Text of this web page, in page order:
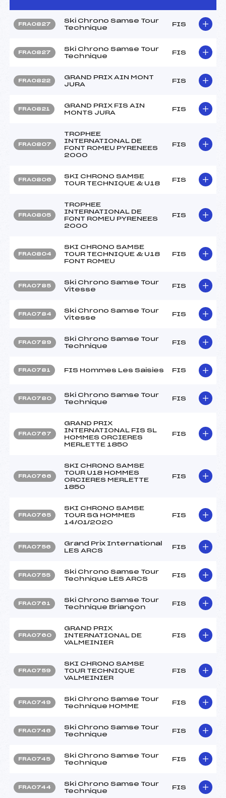
FRA0827
Ski Chrono Samse Tour
Technique
FIS
FRA0827
Ski Chrono Samse Tour
Technique
FIS
FRA0822
GRAND PRIX AIN MONT
JURA
FIS
FRA0821
GRAND PRIX FIS AIN
MONTS JURA
FIS
FRA0807
TROPHEE
INTERNATIONAL DE
FONT ROMEU PYRENEES
2000
FIS
FRA0806
SKI CHRONO SAMSE
TOUR TECHNIQUE & U18
FIS
FRA0805
TROPHEE
INTERNATIONAL DE
FONT ROMEU PYRENEES
2000
FIS
FRA0804
SKI CHRONO SAMSE
TOUR TECHNIQUE & U18
FONT ROMEU
FIS
FRA0785
Ski Chrono Samse Tour
Vitesse
FIS
FRA0784
Ski Chrono Samse Tour
Vitesse
FIS
FRA0789
Ski Chrono Samse Tour
Technique
FIS
FRA0781 FIS Hommes Les Saisies FIS
FRA0780
Ski Chrono Samse Tour
Technique
FIS
FRA0767
GRAND PRIX
INTERNATIONAL FIS SL
HOMMES ORCIERES
MERLETTE 1850
FIS
FRA0766
SKI CHRONO SAMSE
TOUR U18 HOMMES
ORCIERES MERLETTE
1850
FIS
FRA0765
SKI CHRONO SAMSE
TOUR SG HOMMES
14/01/2020
FIS
FRA0756
Grand Prix International
LES ARCS
FIS
FRA0755
Ski Chrono Samse Tour
Technique LES ARCS
FIS
FRA0761
Ski Chrono Samse Tour
Technique Briançon
FIS
FRA0760
GRAND PRIX
INTERNATIONAL DE
VALMEINIER
FIS
FRA0759
SKI CHRONO SAMSE
TOUR TECHNIQUE
VALMEINIER
FIS
FRA0749
Ski Chrono Samse Tour
Technique HOMME
FIS
FRA0746
Ski Chrono Samse Tour
Technique
FIS
FRA0745
Ski Chrono Samse Tour
Technique
FIS
FRA0744
Ski Chrono Samse Tour
Technique
FIS